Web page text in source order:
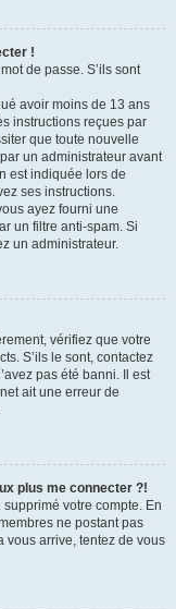
!
de passe. S’ils sont
avoir moins de 13 ans
instructions reçues par
que toute nouvelle
un administrateur avant
est indiquée lors de
ses instructions.
ayez fourni une
un filtre anti-spam. Si
un administrateur.
vérifiez que votre
S’ils le sont, contactez
pas été banni. Il est
ait une erreur de
plus me connecter ?!
supprimé votre compte. En
ne postant pas
vous arrive, tentez de vous